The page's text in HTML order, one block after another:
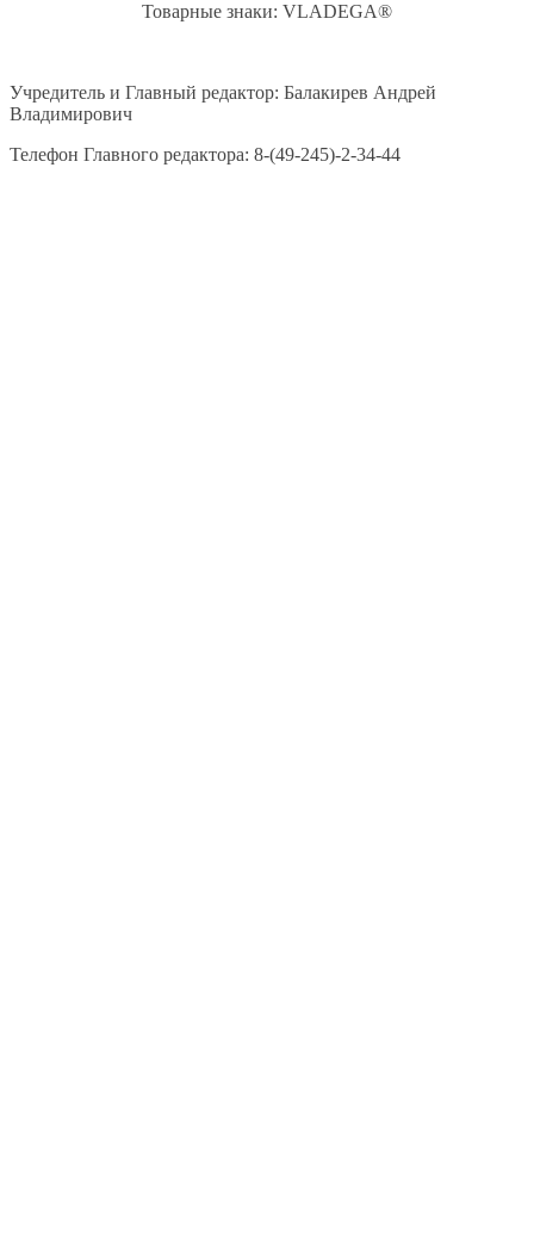
Товарные знаки: VLADEGA®
Учредитель и Главный редактор: Балакирев Андрей
Владимирович
Телефон Главного редактора: 8-(49-245)-2-34-44